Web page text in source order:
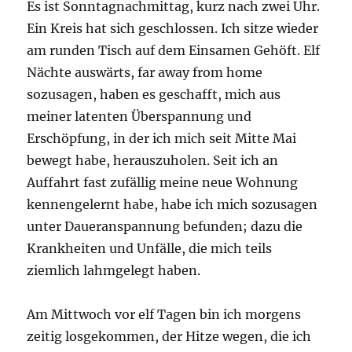
Es ist Sonntagnachmittag, kurz nach zwei Uhr.
Ein Kreis hat sich geschlossen. Ich sitze wieder
am runden Tisch auf dem Einsamen Gehöft. Elf
Nächte auswärts, far away from home
sozusagen, haben es geschafft, mich aus
meiner latenten Überspannung und
Erschöpfung, in der ich mich seit Mitte Mai
bewegt habe, herauszuholen. Seit ich an
Auffahrt fast zufällig meine neue Wohnung
kennengelernt habe, habe ich mich sozusagen
unter Daueranspannung befunden; dazu die
Krankheiten und Unfälle, die mich teils
ziemlich lahmgelegt haben.
Am Mittwoch vor elf Tagen bin ich morgens
zeitig losgekommen, der Hitze wegen, die ich